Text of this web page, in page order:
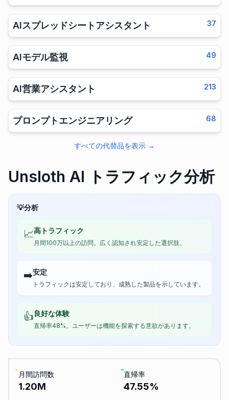
AIスプレッドシートアシスタント 37
AIモデル監視 49
AI営業アシスタント 213
プロンプトエンジニアリング 68
すべての代替品を表示 →
Unsloth AI トラフィック分析
💡分析
📈高トラフィック
月間100万以上の訪問。広く認知され安定した選択肢。
➡️安定
トラフィックは安定しており、成熟した製品を示しています。
👍良好な体験
直帰率48%。ユーザーは機能を探索する意欲があります。
月間訪問数
1.20M
直帰率
47.55%